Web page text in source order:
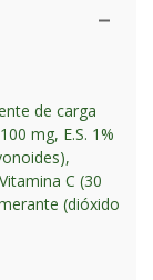
de carga
mg, E.S. 1%
C (30
(dióxido